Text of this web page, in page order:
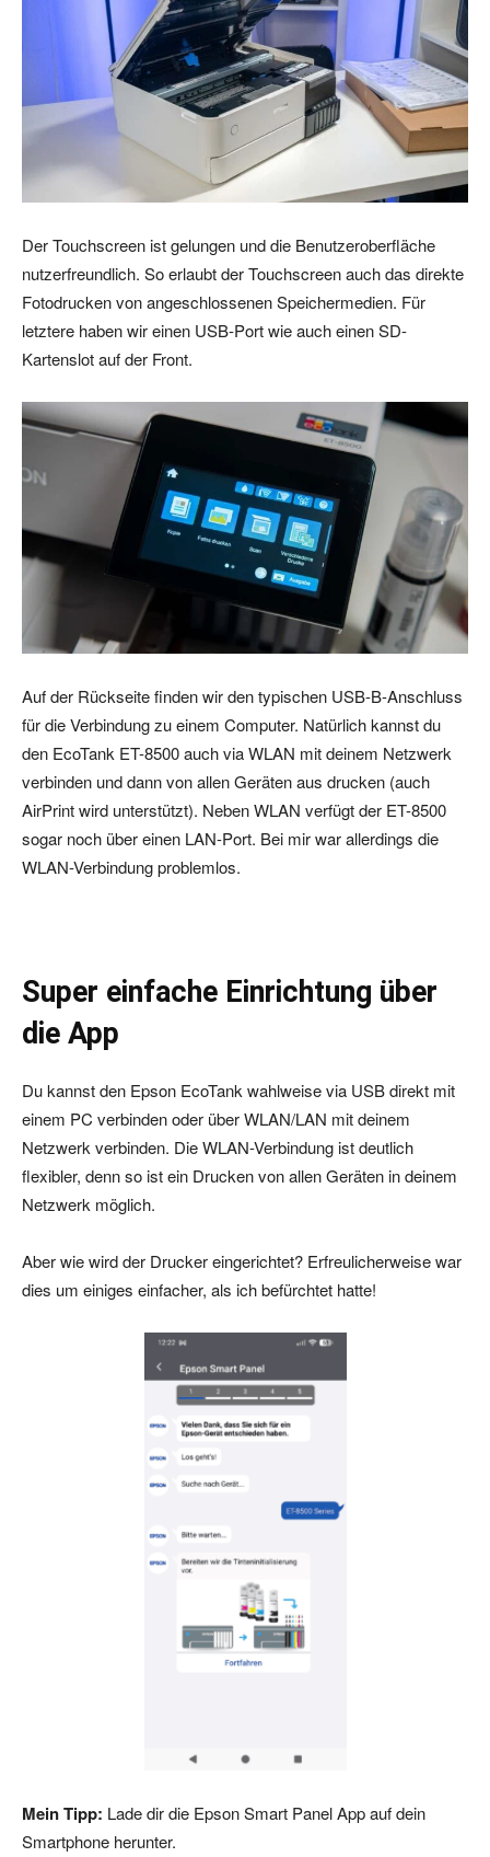
Der Touchscreen ist gelungen und die Benutzeroberfläche
nutzerfreundlich. So erlaubt der Touchscreen auch das direkte
Fotodrucken von angeschlossenen Speichermedien. Für
letztere haben wir einen USB-Port wie auch einen SD-
Kartenslot auf der Front.
Auf der Rückseite finden wir den typischen USB-B-Anschluss
für die Verbindung zu einem Computer. Natürlich kannst du
den EcoTank ET-8500 auch via WLAN mit deinem Netzwerk
verbinden und dann von allen Geräten aus drucken (auch
AirPrint wird unterstützt). Neben WLAN verfügt der ET-8500
sogar noch über einen LAN-Port. Bei mir war allerdings die
WLAN-Verbindung problemlos.
Super einfache Einrichtung über
die App
Du kannst den Epson EcoTank wahlweise via USB direkt mit
einem PC verbinden oder über WLAN/LAN mit deinem
Netzwerk verbinden. Die WLAN-Verbindung ist deutlich
flexibler, denn so ist ein Drucken von allen Geräten in deinem
Netzwerk möglich.
Aber wie wird der Drucker eingerichtet? Erfreulicherweise war
dies um einiges einfacher, als ich befürchtet hatte!
Mein Tipp: Lade dir die Epson Smart Panel App auf dein
Smartphone herunter.